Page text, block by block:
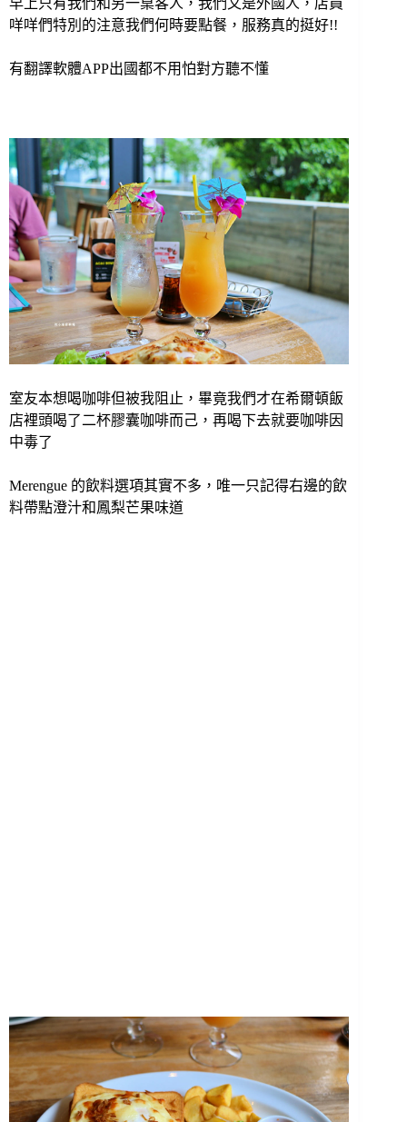
咩咩們特別的注意我們何時要點餐，服務真的挺好!!
有翻譯軟體APP出國都不用怕對方聽不懂
室友本想喝咖啡但被我阻止，畢竟我們才在希爾頓飯
店裡頭喝了二杯膠囊咖啡而己，再喝下去就要咖啡因
中毒了
Merengue 的飲料選項其實不多，唯一只記得右邊的飲
料帶點澄汁和鳳梨芒果味道